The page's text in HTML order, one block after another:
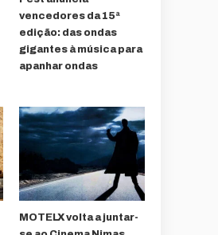
vencedores da 15ª
edição: das ondas
gigantes à música para
apanhar ondas
MOTELX volta a juntar-